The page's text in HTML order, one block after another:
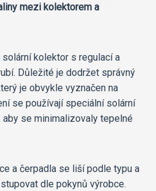
mezi kolektorem a
kolektor s regulací a
Důležité je dodržet správný
je obvykle vyznačen na
se používají speciální solární
se minimalizovaly tepelné
a čerpadla se liší podle typu a
dle pokynů výrobce.